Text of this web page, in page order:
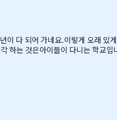
다 되어 가네요.이렇게 오래 있
하는 것은아이들이 다니는 학
도 잘 못하고 힘들어 할 때 워
저를 앉혀놓고 방학 캠프 리스트